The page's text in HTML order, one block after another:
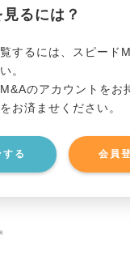
るには？
するには、スピード
。
のアカウントをお
お済ませください。
する 会員
********************
）
********************
********************